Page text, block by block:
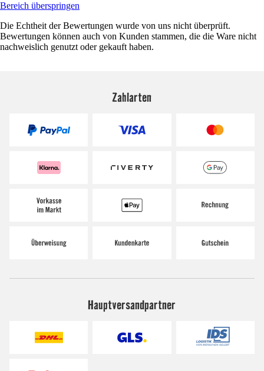
Bereich überspringen
Die Echtheit der Bewertungen wurde von uns nicht überprüft.
Bewertungen können auch von Kunden stammen, die die Ware nicht
nachweislich genutzt oder gekauft haben.
Zahlarten
Hauptversandpartner